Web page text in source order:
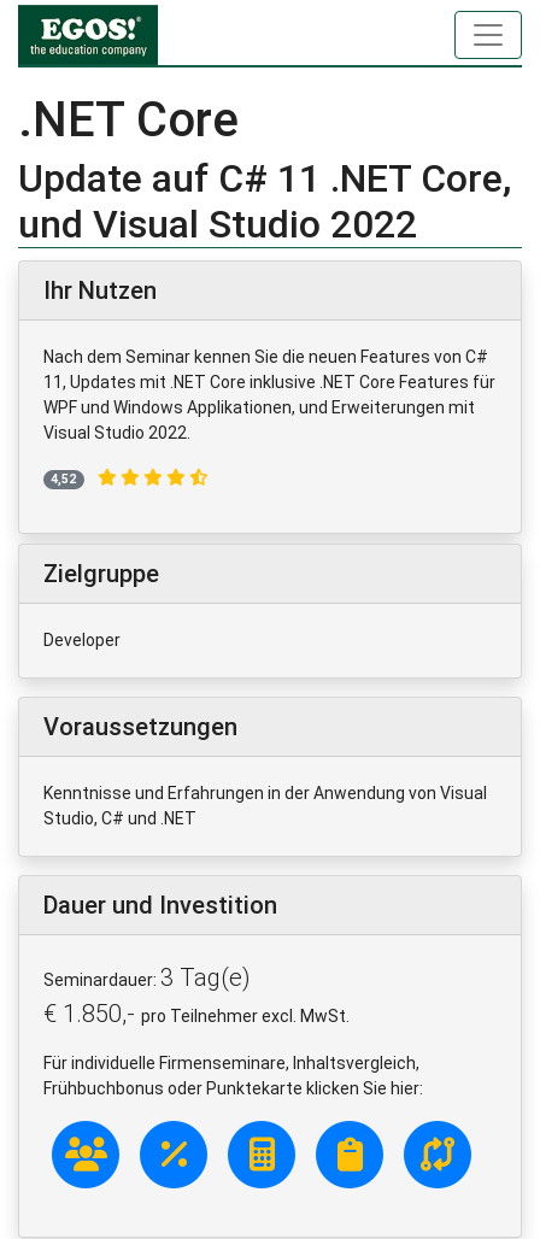
.NET Core
Update auf C# 11 .NET Core,
und Visual Studio 2022
Ihr Nutzen
Nach dem Seminar kennen Sie die neuen Features von C#
11, Updates mit .NET Core inklusive .NET Core Features für
WPF und Windows Applikationen, und Erweiterungen mit
Visual Studio 2022.
4,52
Zielgruppe
Developer
Voraussetzungen
Kenntnisse und Erfahrungen in der Anwendung von Visual
Studio, C# und .NET
Dauer und Investition
Seminardauer: 3 Tag(e)
€ 1.850,- pro Teilnehmer excl. MwSt.
Für individuelle Firmenseminare, Inhaltsvergleich,
Frühbuchbonus oder Punktekarte klicken Sie hier: